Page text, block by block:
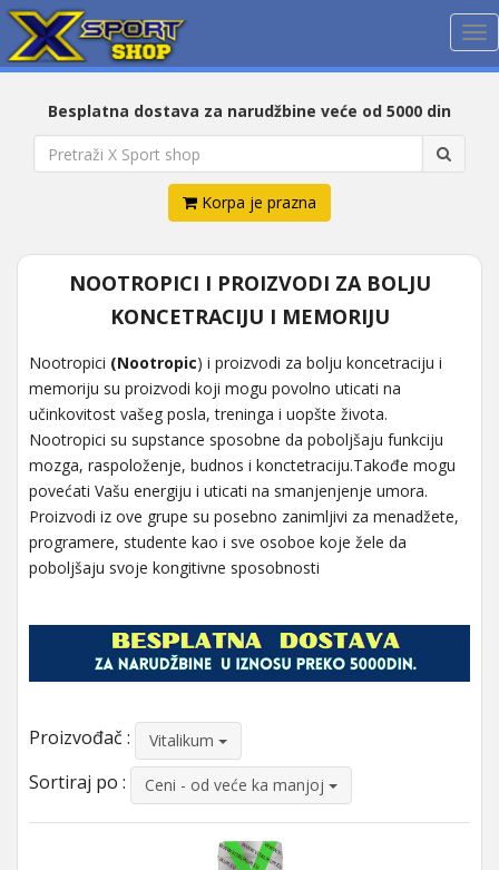
Besplatna dostava za narudžbine veće od 5000 din
Korpa je prazna
NOOTROPICI I PROIZVODI ZA BOLJU
KONCETRACIJU I MEMORIJU
Nootropici (Nootropic) i proizvodi za bolju koncetraciju i
memoriju su proizvodi koji mogu povolno uticati na
učinkovitost vašeg posla, treninga i uopšte života.
Nootropici su supstance sposobne da poboljšaju funkciju
mozga, raspoloženje, budnos i konctetraciju.Takođe mogu
povećati Vašu energiju i uticati na smanjenjenje umora.
Proizvodi iz ove grupe su posebno zanimljivi za menadžete,
programere, studente kao i sve osoboe koje žele da
poboljšaju svoje kongitivne sposobnosti
Proizvođač : Vitalikum
Sortiraj po : Ceni - od veće ka manjoj